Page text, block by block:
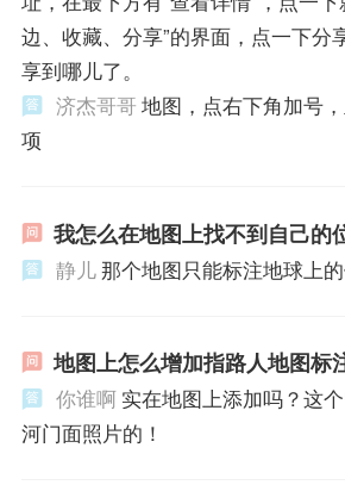
边、收藏、分享”的界面，点一下分
享到哪儿了。
济杰哥哥 地图，点右下角加号
项
我怎么在地图上找不到自己的
静儿那个地图只能标注地球上的
地图上怎么增加指路人地图标
你谁啊 实在地图上添加吗？这
河门面照片的！